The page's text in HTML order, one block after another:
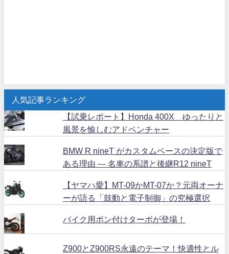
人気記事ランキング
【試乗レポート】Honda 400X ゆったりと
風景を愉しむアドベンチャー
BMW R nineT がカスタムベースの決定版で
ある理由 ― 名車の系譜と後継R12 nineT
【ヤマハ愛】MT-09かMT-07か？元両オーナ
ーが語る「鼓動と電子制御」の究極選択
バイク用ポン付けターボが登場！
Z900とZ900RS永遠のテーマ！快適性とル